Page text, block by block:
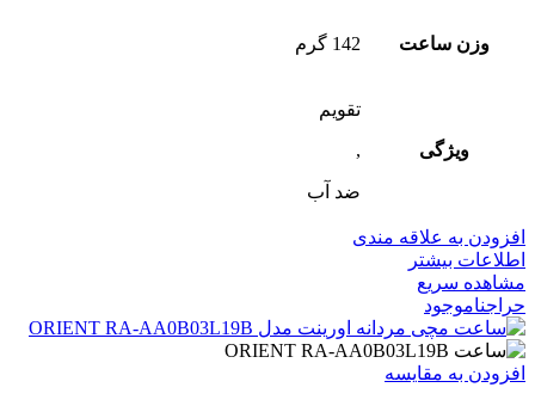
وزن ساعت 142 گرم
ویژگی
تقویم
,
ضد آب
افزودن به علاقه مندی
اطلاعات بیشتر
مشاهده سریع
حراجناموجود
افزودن به مقایسه